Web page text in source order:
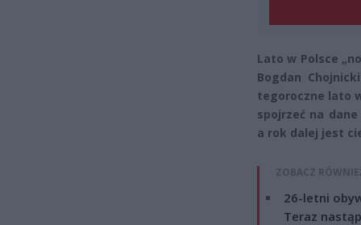
Lato w Polsce
Bogdan
tegoroczne lato
spojrzeć na
a rok dalej jest
ZOBACZ
26-letni
Teraz